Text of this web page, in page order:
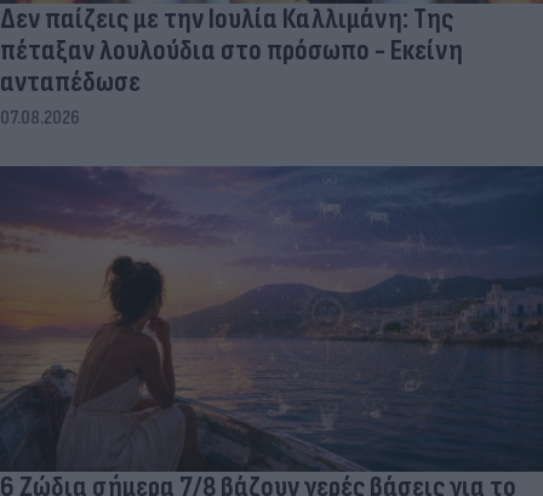
Δεν παίζεις με την Ιουλία Καλλιμάνη: Της
πέταξαν λουλούδια στο πρόσωπο - Εκείνη
ανταπέδωσε
07.08.2026
6 Ζώδια σήμερα 7/8 βάζουν γερές βάσεις για το